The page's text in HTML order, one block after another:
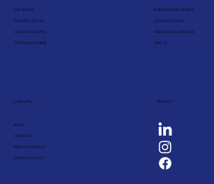
CHI SIAMO
VALORE PER TE
COSA FACCIAMO
CATALOGO CORSI
ESPERIENZE KAIZEN
LEAN SIX SIGMA
INDUSTRIAL MAKERS
PDC-AI
LINK UTILI
BLOG
CONTATTI
PRIVACY POLICY
COOKIE POLICY
SEGUICI